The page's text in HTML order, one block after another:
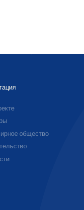
общество